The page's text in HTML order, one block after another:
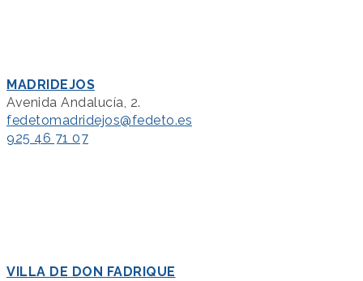
MADRIDEJOS
Avenida Andalucía, 2.
fedetomadridejos@fedeto.es
925 46 71 07
VILLA DE DON FADRIQUE